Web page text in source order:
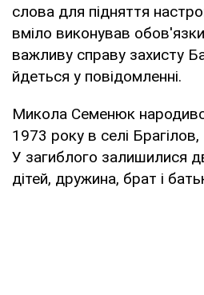
слова для підняття
вміло виконував
важливу справу захисту
йдеться у повідомленні.
Микола Семенюк
1973 року в селі
У загиблого залишилися
дітей, дружина, брат і